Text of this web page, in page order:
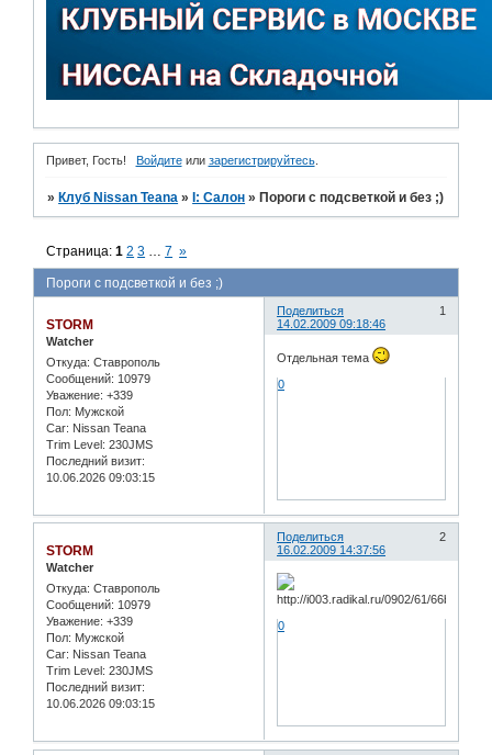
Привет, Гость! Войдитеили зарегистрируйтесь.
» Клуб Nissan Teana » I: Салон » Пороги с подсветкой и без ;)
Пороги с подсветкой и без ;)
Страница:1 2 3 7 »
Поделиться
1
14.02.2009 09:18:46
STORM
Watcher
Откуда: Ставрополь
Сообщений: 10979
Уважение: +339
Пол: Мужской
Car: Nissan Teana
Trim Level: 230JMS
Последний визит:
10.06.2026 09:03:15
Отдельная тема
0
Поделиться
2
16.02.2009 14:37:56
STORM
Watcher
Откуда: Ставрополь
Сообщений: 10979
Уважение: +339
Пол: Мужской
Car: Nissan Teana
Trim Level: 230JMS
Последний визит:
10.06.2026 09:03:15
0